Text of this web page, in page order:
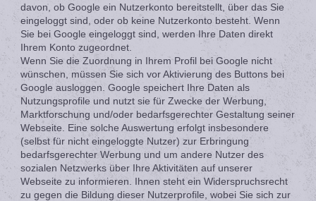
davon, ob Google ein Nutzerkonto bereitstellt, über das Sie
eingeloggt sind, oder ob keine Nutzerkonto besteht. Wenn
Sie bei Google eingeloggt sind, werden Ihre Daten direkt
Ihrem Konto zugeordnet.
Wenn Sie die Zuordnung in Ihrem Profil bei Google nicht
wünschen, müssen Sie sich vor Aktivierung des Buttons bei
Google ausloggen. Google speichert Ihre Daten als
Nutzungsprofile und nutzt sie für Zwecke der Werbung,
Marktforschung und/oder bedarfsgerechter Gestaltung seiner
Webseite. Eine solche Auswertung erfolgt insbesondere
(selbst für nicht eingeloggte Nutzer) zur Erbringung
bedarfsgerechter Werbung und um andere Nutzer des
sozialen Netzwerks über Ihre Aktivitäten auf unserer
Webseite zu informieren. Ihnen steht ein Widerspruchsrecht
zu gegen die Bildung dieser Nutzerprofile, wobei Sie sich zur